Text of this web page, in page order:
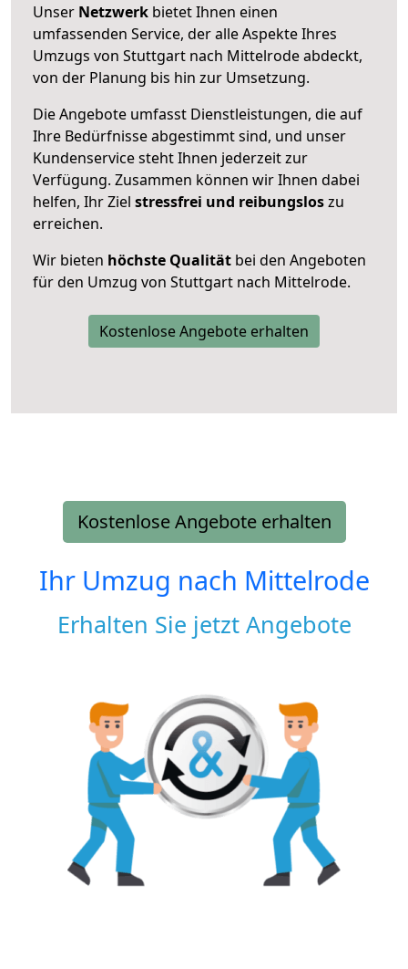
Unser Netzwerk bietet Ihnen einen
umfassenden Service, der alle Aspekte Ihres
Umzugs von Stuttgart nach Mittelrode abdeckt,
von der Planung bis hin zur Umsetzung.
Die Angebote umfasst Dienstleistungen, die auf
Ihre Bedürfnisse abgestimmt sind, und unser
Kundenservice steht Ihnen jederzeit zur
Verfügung. Zusammen können wir Ihnen dabei
helfen, Ihr Ziel stressfrei und reibungsloszu
erreichen.
Wir bieten höchste Qualität bei den Angeboten
für den Umzug von Stuttgart nach Mittelrode.
Kostenlose Angebote erhalten
Kostenlose Angebote erhalten
Ihr Umzug nach Mittelrode
Erhalten Sie jetzt Angebote